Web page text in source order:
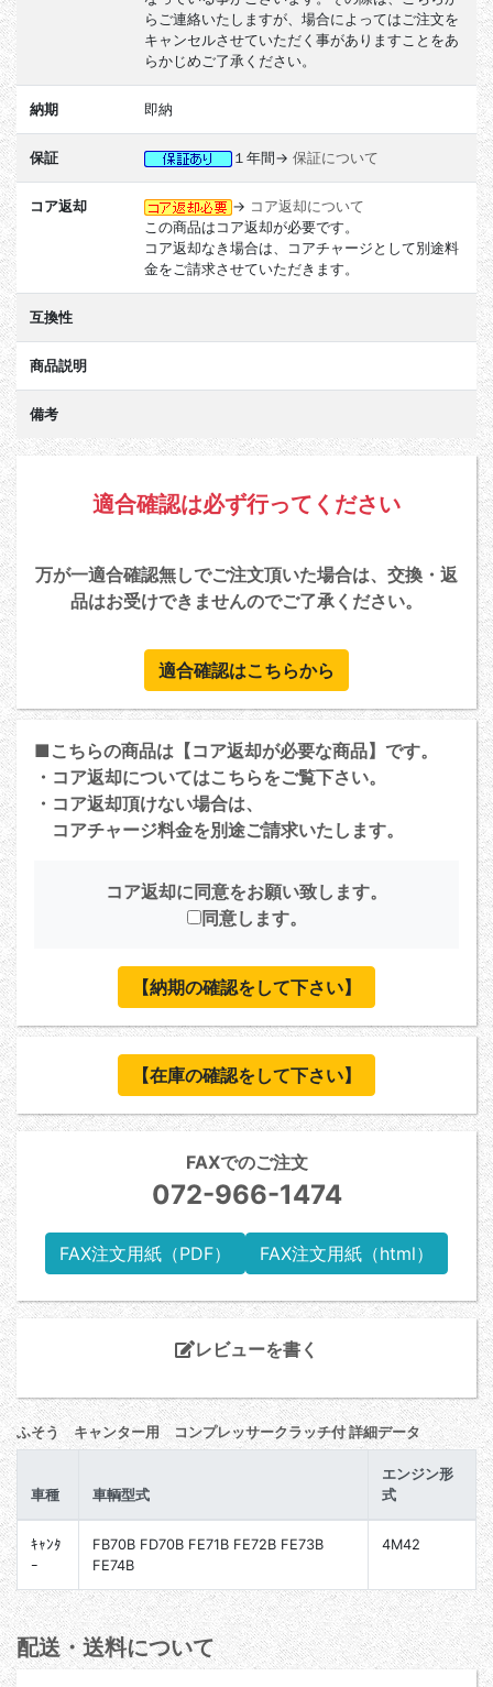
らご連絡いたしますが、場合によってはご注文を
キャンセルさせていただく事がありますことをあ
らかじめご了承ください。
納期 即納
保証 １年間→ 保証について
コア返却 → コア返却について
この商品はコア返却が必要です。
コア返却なき場合は、コアチャージとして別途料
金をご請求させていただきます。
互換性
商品説明
備考
適合確認は必ず行ってください
万が一適合確認無しでご注文頂いた場合は、交換・返
品はお受けできませんのでご了承ください。
適合確認はこちらから
■こちらの商品は【コア返却が必要な商品】です。
・コア返却についてはこちらをご覧下さい。
・コア返却頂けない場合は、
コアチャージ料金を別途ご請求いたします。
コア返却に同意をお願い致します。
同意します。
【納期の確認をして下さい】
【在庫の確認をして下さい】
FAXでのご注文
072-966-1474
FAX注文用紙（PDF） FAX注文用紙（html）
レビューを書く
ふそう キャンター用 コンプレッサークラッチ付 詳細データ
車種 車輌型式
エンジン形
式
ｷｬﾝﾀ
ｰ
FB70B FD70B FE71B FE72B FE73B
FE74B
4M42
配送・送料について